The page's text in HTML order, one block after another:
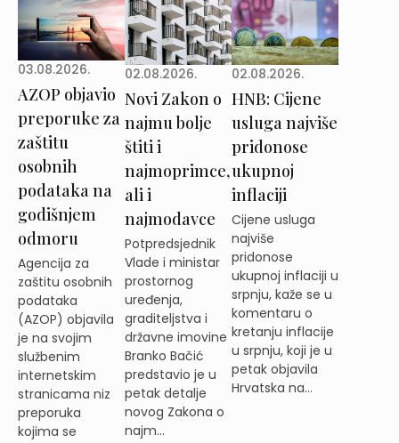
03.08.2026.
AZOP objavio
preporuke za
zaštitu
osobnih
podataka na
godišnjem
odmoru
Agencija za
zaštitu osobnih
podataka
(AZOP) objavila
je na svojim
službenim
internetskim
stranicama niz
preporuka
kojima se
02.08.2026.
Novi Zakon o
najmu bolje
štiti i
najmoprimce,
ali i
najmodavce
Potpredsjednik
Vlade i ministar
prostornog
uređenja,
graditeljstva i
državne imovine
Branko Bačić
predstavio je u
petak detalje
novog Zakona o
najm...
02.08.2026.
HNB: Cijene
usluga najviše
pridonose
ukupnoj
inflaciji
Cijene usluga
najviše
pridonose
ukupnoj inflaciji u
srpnju, kaže se u
komentaru o
kretanju inflacije
u srpnju, koji je u
petak objavila
Hrvatska na...